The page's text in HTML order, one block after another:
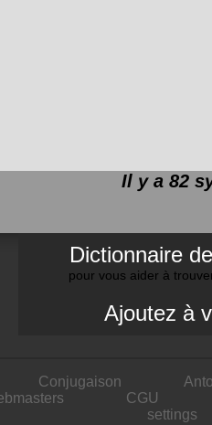
Il y a 82
Dictionnaire
pour vous aider à
Ajoutez à
Conjugaison
CGU
settings